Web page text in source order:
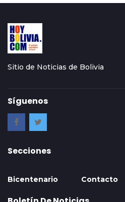
Sitio de Noticias de Bolivia
Síguenos
Secciones
Bicentenario Contacto